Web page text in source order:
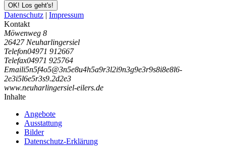
OK! Los geht's!
Datenschutz | Impressum
Kontakt
Möwenweg 8
26427 Neuharlingersiel
Telefon04971 912667
Telefax04971 925764
Emaili5n5f4o5@3n5e8u4h5a9r3l2i9n3g9e3r9s8i8e8l6-
2e3i5l6e5r3s9.2d2e3
www.neuharlingersiel-eilers.de
Inhalte
Angebote
Ausstattung
Bilder
Datenschutz-Erklärung